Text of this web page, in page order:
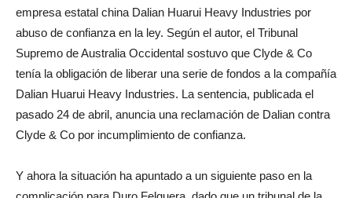
empresa estatal china Dalian Huarui Heavy Industries por
abuso de confianza en la ley. Según el autor, el Tribunal
Supremo de Australia Occidental sostuvo que Clyde & Co
tenía la obligación de liberar una serie de fondos a la compañía
Dalian Huarui Heavy Industries. La sentencia, publicada el
pasado 24 de abril, anuncia una reclamación de Dalian contra
Clyde & Co por incumplimiento de confianza.
Y ahora la situación ha apuntado a un siguiente paso en la